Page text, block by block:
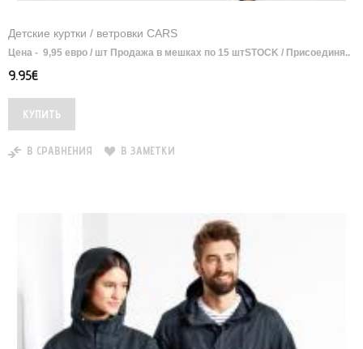
Детские куртки / ветровки CARS
Цена - 9,95 евро / шт Продажа в мешках по 15 шт ​ STOCK / Присоединя..
9.95€
В СРАВНЕНИЯ В ЗАМЕТКИ